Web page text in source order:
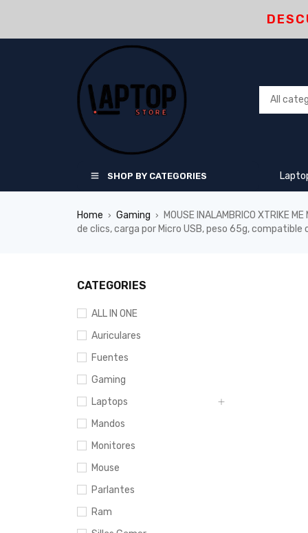
SHOP BY CATEGORIES
Home › Gaming ›
MOUSE INALAMBRICO XTRIKE
de clics, carga por Micro USB, peso 65g, compatible
CATEGORIES
ALL IN ONE
Auriculares
Fuentes
Gaming
Laptops
Mandos
Monitores
Mouse
Parlantes
Ram